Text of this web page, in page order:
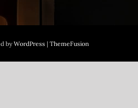
byWordPress | ThemeFusion